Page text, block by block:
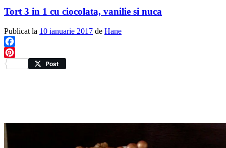
Tort 3 in 1 cu ciocolata, vanilie si nuca
Publicat la 10 ianuarie 2017 de Hane
Facebook
Pinterest
Post